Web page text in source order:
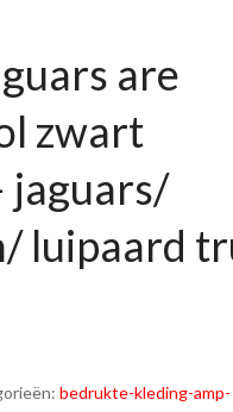
are
zwart
jaguars/
luipaard
bedrukte-kleding-amp-